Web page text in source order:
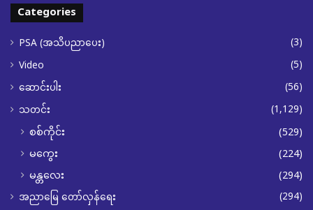
Categories
PSA (အသိပညာပေး)
(3)
Video
(5)
ဆောင်းပါး
(56)
သတင်း
(1,129)
စစ်ကိုင်း
(529)
မကွေး
(224)
မန္တလေး
(294)
အညာမြေ တော်လှန်ရေး (294)